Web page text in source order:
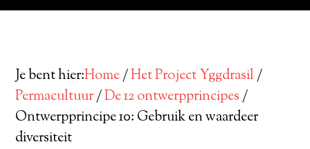
Je bent hier:Home/Het Project Yggdrasil/
Permacultuur/De 12 ontwerpprincipes/
Ontwerpprincipe 10: Gebruik en waardeer
diversiteit